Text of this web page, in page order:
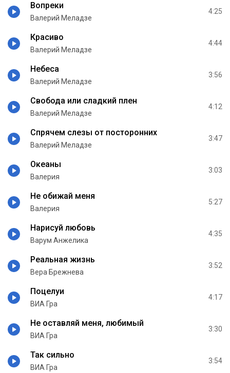
Вопреки
Валерий Меладзе
4:25
Красиво
Валерий Меладзе
4:44
Небеса
Валерий Меладзе
3:56
Свобода или сладкий плен
Валерий Меладзе
4:12
Спрячем слезы от посторонних
Валерий Меладзе
3:47
Океаны
Валерия
3:03
Не обижай меня
Валерия
5:27
Нарисуй любовь
Варум Анжелика
4:35
Реальная жизнь
Вера Брежнева
3:52
Поцелуи
ВИА Гра
4:17
Не оставляй меня, любимый
ВИА Гра
3:30
Так сильно
ВИА Гра
3:54